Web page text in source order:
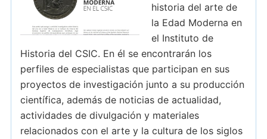
historia del arte de
la Edad Moderna en
el Instituto de
Historia del CSIC. En él se encontrarán los
perfiles de especialistas que participan en sus
proyectos de investigación junto a su producción
científica, además de noticias de actualidad,
actividades de divulgación y materiales
relacionados con el arte y la cultura de los siglos